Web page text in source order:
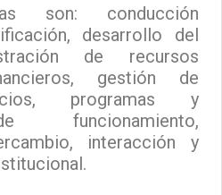
son: conducción
desarrollo del
de recursos
gestión de
programas y
funcionamiento,
interacción y